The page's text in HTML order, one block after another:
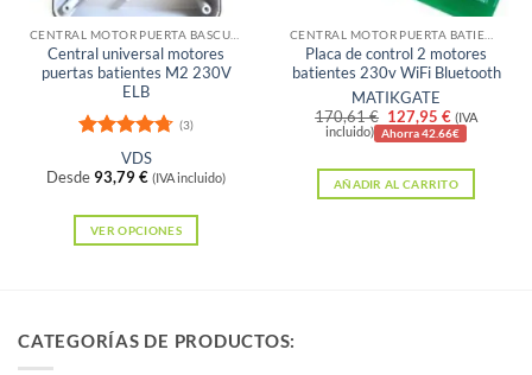
Central universal motores
puertas batientes M2 230V
ELB
Valorado
con 4.67
de 5
(3)
VDS
Desde93,79€ (IVA incluido)
VER OPCIONES
múltiples
Placa de control 2 motores
batientes 230v WiFi Bluetooth
MATIKGATE
170,61€ El
precio
era:
170,61 €.
127,95 €El
precio
es:
127,95 €.
(IVA
incluido) Ahorra 42.66€
AÑADIR AL CARRITO
CATEGORÍAS DE PRODUCTOS: